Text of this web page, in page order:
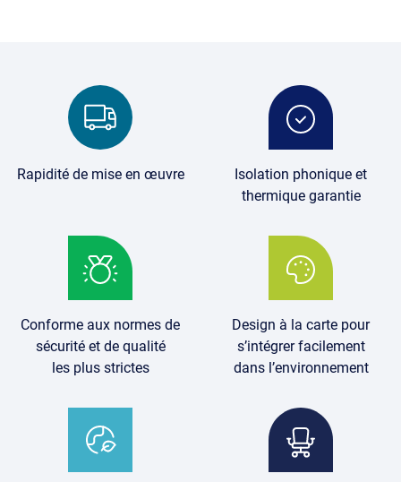
Rapidité de mise en œuvre
Isolation phonique et
thermique garantie
Conforme aux normes de
sécurité et de qualité
les plus strictes
Design à la carte pour
s’intégrer facilement
dans l’environnement